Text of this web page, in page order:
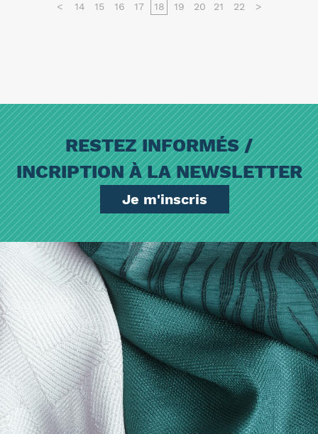
< 14 15 16 17 18 19 20 21 22 >
RESTEZ INFORMÉS /
INCRIPTION À LA NEWSLETTER
Je m'inscris